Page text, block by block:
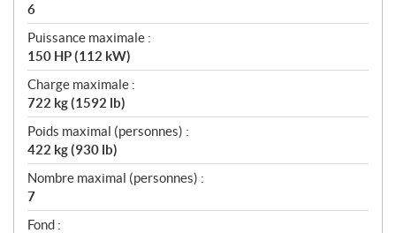
6
Puissance maximale :
150 HP (112 kW)
Charge maximale :
722 kg (1592 lb)
Poids maximal (personnes) :
422 kg (930 lb)
Nombre maximal (personnes) :
7
Fond :